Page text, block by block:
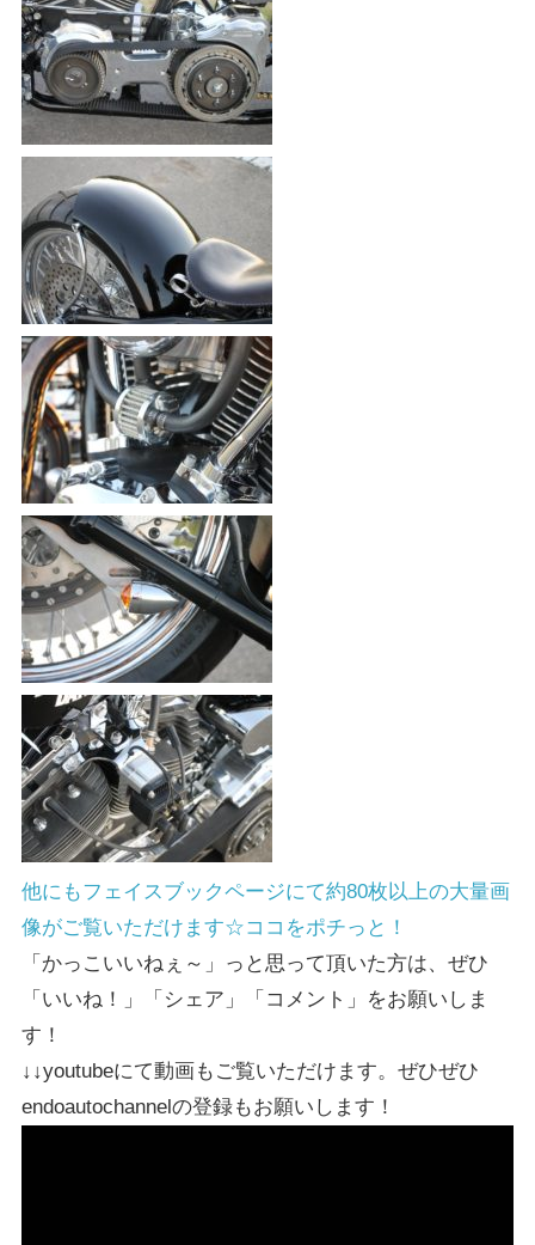
他にもフェイスブックページにて約80枚以上の大量画
像がご覧いただけます☆ココをポチっと！
「かっこいいねぇ～」っと思って頂いた方は、ぜひ
「いいね！」「シェア」「コメント」をお願いしま
す！
↓↓youtubeにて動画もご覧いただけます。ぜひぜひ
endoautochannelの登録もお願いします！